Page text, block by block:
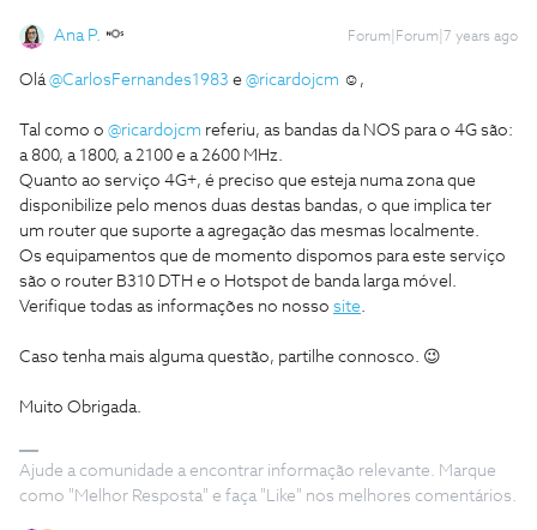
Ana P. Forum|Forum|7 years ago
Olá@CarlosFernandes1983 e @ricardojcm ☺️,
Tal como o @ricardojcm referiu, as bandas da NOS para o 4G são:
a 800, a 1800, a 2100 e a 2600 MHz.
Quanto ao serviço 4G+, é preciso que esteja numa zona que
disponibilize pelo menos duas destas bandas, o que implica ter
um router que suporte a agregação das mesmas localmente.
Os equipamentos que de momento dispomos para este serviço
são o router B310 DTH e o Hotspot de banda larga móvel.
Verifique todas as informações no nosso site.
Caso tenha mais alguma questão, partilhe connosco. 😉
Muito Obrigada.
Ajude a comunidade a encontrar informação relevante. Marque
como "Melhor Resposta" e faça "Like" nos melhores comentários.